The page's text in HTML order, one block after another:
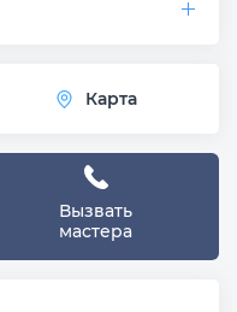
Карта
Вызвать
мастера